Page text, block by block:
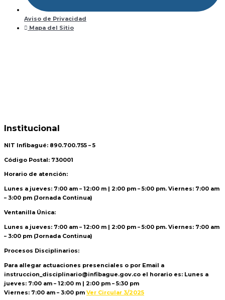
Aviso de Privacidad
Mapa del Sitio
Institucional
NIT Infibagué: 890.700.755 – 5
Código Postal: 730001
Horario de atención:
Lunes a jueves: 7:00 am – 12:00 m | 2:00 pm – 5:00 pm. Viernes: 7:00 am
– 3:00 pm (Jornada Continua)
Ventanilla Única:
Lunes a jueves: 7:00 am – 12:00 m | 2:00 pm – 5:00 pm. Viernes: 7:00 am
– 3:00 pm (Jornada Continua)
Procesos Disciplinarios:
Para allegar actuaciones presenciales o por Email a
instruccion_disciplinario@infibague.gov.co el horario es: Lunes a
jueves: 7:00 am – 12:00 m | 2:00 pm – 5:30 pm
Viernes: 7:00 am – 3:00 pm Ver Circular 3/2025